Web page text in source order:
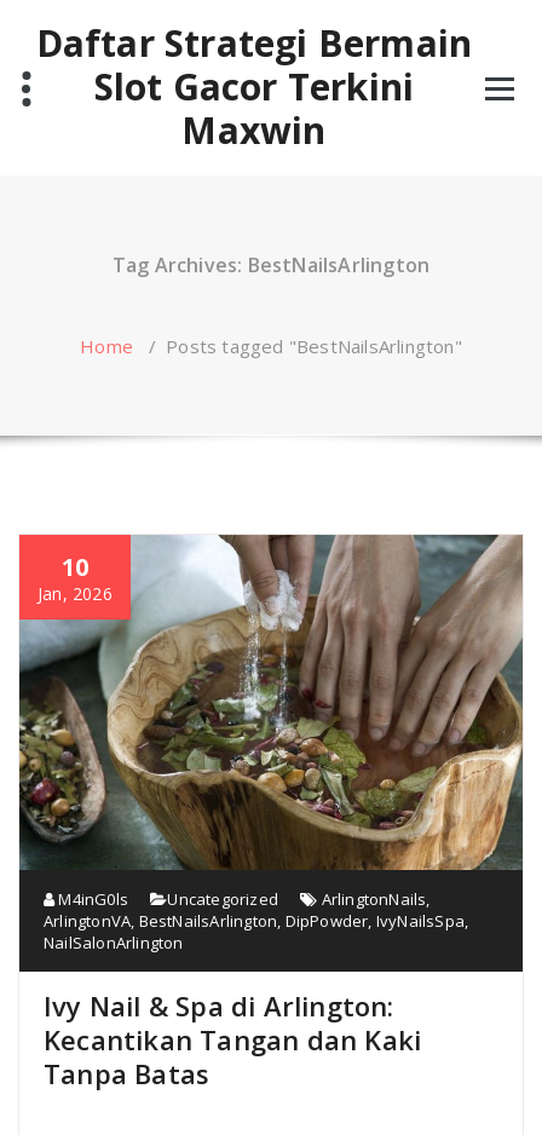
contentDaftar Strategi Bermain
Slot Gacor Terkini
Maxwin
Tag Archives: BestNailsArlington
Home / Posts tagged "BestNailsArlington"
10
Jan, 2026
M4inG0ls Uncategorized ArlingtonNails,
ArlingtonVA, BestNailsArlington, DipPowder, IvyNailsSpa,
NailSalonArlington
Ivy Nail & Spa di Arlington:
Kecantikan Tangan dan Kaki
Tanpa Batas